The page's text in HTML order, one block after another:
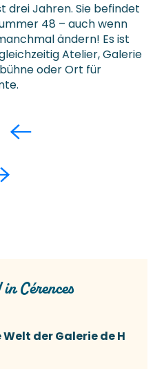
drei Jahren. Sie befindet
48 – auch wenn
ändern! Es ist
Atelier, Galerie
oder Ort für
Cérences
der Galerie de H